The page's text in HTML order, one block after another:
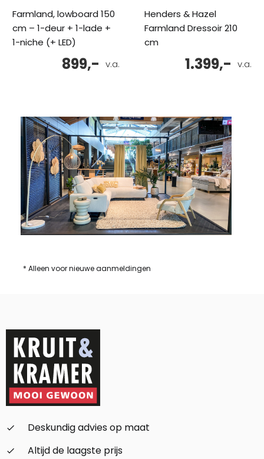
Farmland, lowboard 150
cm – 1-deur + 1-lade +
1-niche (+ LED)
v.a.
899,-
Henders & Hazel
Farmland Dressoir 210
cm
v.a.
1.399,-
* Alleen voor nieuwe aanmeldingen
check_small
Deskundig advies op maat
check_small
Altijd de laagste prijs